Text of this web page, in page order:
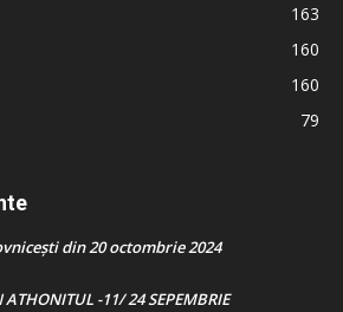
163
160
160
79
din 20 octombrie 2024
ATHONITUL -11/ 24 SEPEMBRIE